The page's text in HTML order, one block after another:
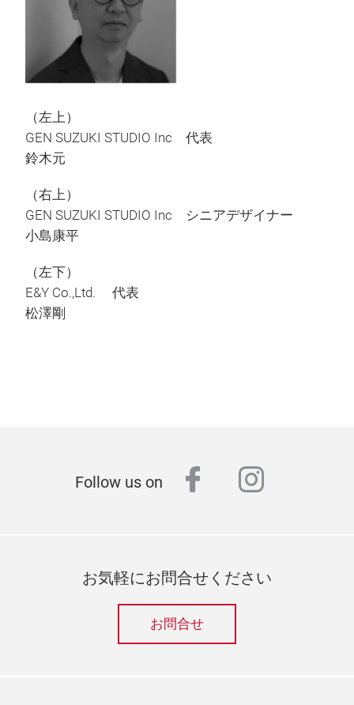
（左上）
GEN SUZUKI STUDIO Inc 代表
鈴木元
（右上）
GEN SUZUKI STUDIO Inc シニアデザイナー
小島康平
（左下）
E&Y Co.,Ltd. 代表
松澤剛
Follow us on facebook
お気軽にお問合せください
お問合せ